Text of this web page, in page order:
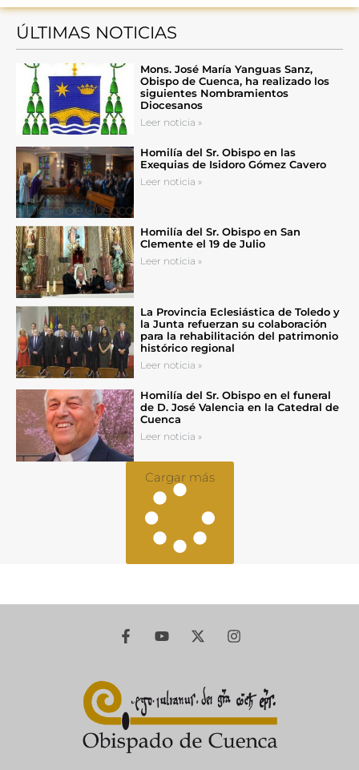
ÚLTIMAS NOTICIAS
Mons. José María Yanguas Sanz,
Obispo de Cuenca, ha realizado los
siguientes Nombramientos
Diocesanos
Leer noticia »
Homilía del Sr. Obispo en las
Exequias de Isidoro Gómez Cavero
Leer noticia »
Homilía del Sr. Obispo en San
Clemente el 19 de Julio
Leer noticia »
La Provincia Eclesiástica de Toledo y
la Junta refuerzan su colaboración
para la rehabilitación del patrimonio
histórico regional
Leer noticia »
Homilía del Sr. Obispo en el funeral
de D. José Valencia en la Catedral de
Cuenca
Leer noticia »
Cargar más